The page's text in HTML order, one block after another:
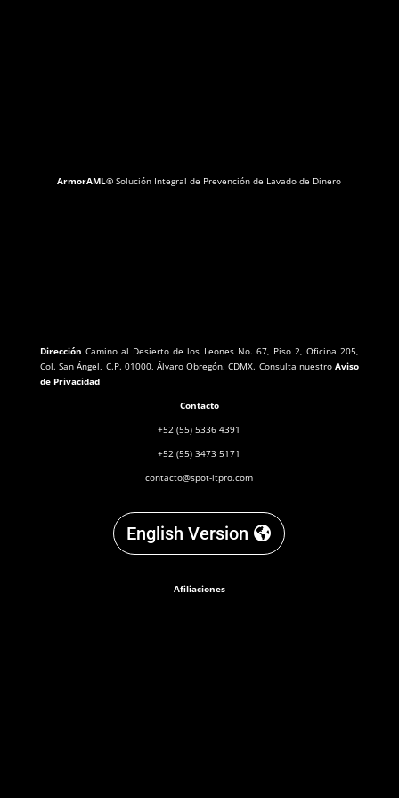
ArmorAML® Solución Integral de Prevención de Lavado de Dinero
Dirección Camino al Desierto de los Leones No. 67, Piso 2, Oficina 205,
Col. San Ángel, C.P. 01000, Álvaro Obregón, CDMX. Consulta nuestro Aviso
de Privacidad
Contacto
+52 (55) 5336 4391
+52 (55) 3473 5171
contacto@spot-itpro.com
English Version
Afiliaciones